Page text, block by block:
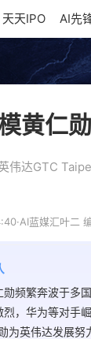
天天IPO AI先
黄仁勋
伟达GTC
·AI蓝媒汇叶二
勋频繁奔波于多
烈，华为等对手
为英伟达发展